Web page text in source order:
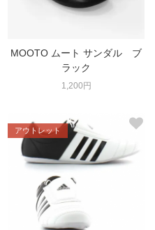
MOOTO ムート サンダル ブ
ラック
1,200円
アウトレット